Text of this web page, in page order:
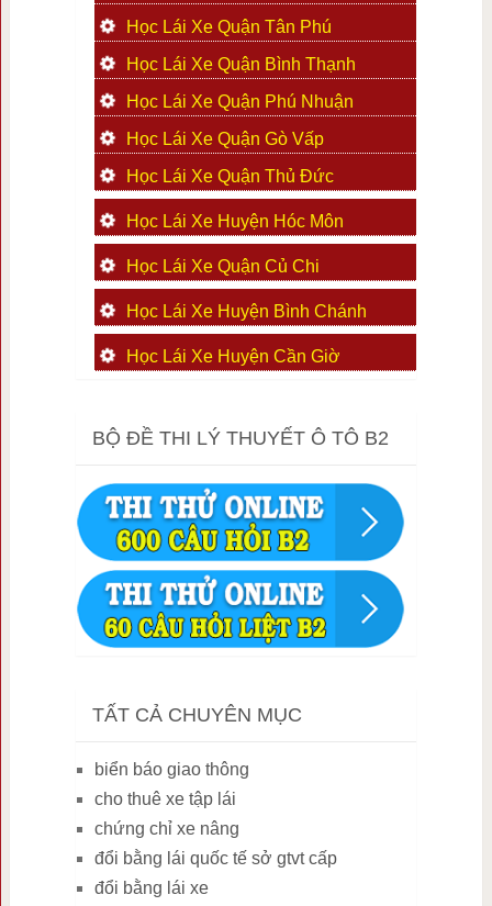
Học Lái Xe Quận Tân Phú
Học Lái Xe Quận Bình Thạnh
Học Lái Xe Quận Phú Nhuận
Học Lái Xe Quận Gò Vấp
Học Lái Xe Quận Thủ Đức
Học Lái Xe Huyện Hóc Môn
Học Lái Xe Quận Củ Chi
Học Lái Xe Huyện Bình Chánh
Học Lái Xe Huyện Cần Giờ
BỘ ĐỀ THI LÝ THUYẾT Ô TÔ B2
TẤT CẢ CHUYÊN MỤC
biển báo giao thông
cho thuê xe tập lái
chứng chỉ xe nâng
đổi bằng lái quốc tế sở gtvt cấp
đổi bằng lái xe